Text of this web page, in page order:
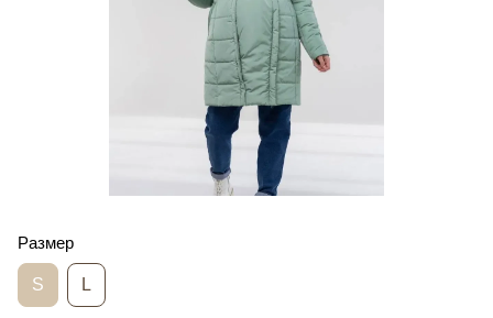
Размер
S L